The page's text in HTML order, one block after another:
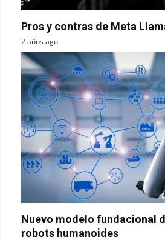
Pros y contras de Meta
2 años ago
Nuevo modelo fundacional
robots humanoides